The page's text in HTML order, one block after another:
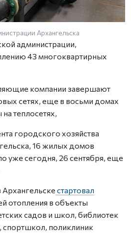
Архангельска
администрации,
43 многоквартирных
компании завершают
сетях, еще в восьми домах
теплосетях,
городского хозяйства
16 жилых домов
уже сегодня, 26 сентября, еще
стартовал
отопления в объекты
садов и школ, библиотек
спортшкол, поликлиник